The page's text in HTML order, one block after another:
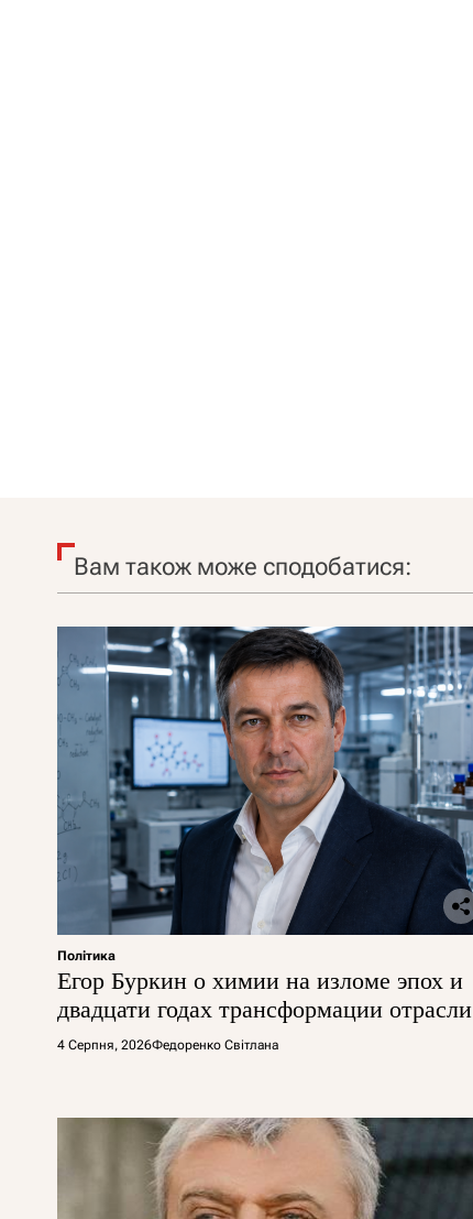
Вам також може сподобатися:
Політика
Егор Буркин о химии на изломе эпох и
двадцати годах трансформации отрасли
4 Серпня, 2026Федоренко Світлана